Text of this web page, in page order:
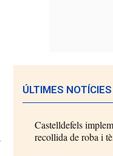
ÚLTIMES
Castelldefels
recollida de roba i